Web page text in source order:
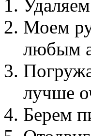
Моем
любым
лучше
Берем